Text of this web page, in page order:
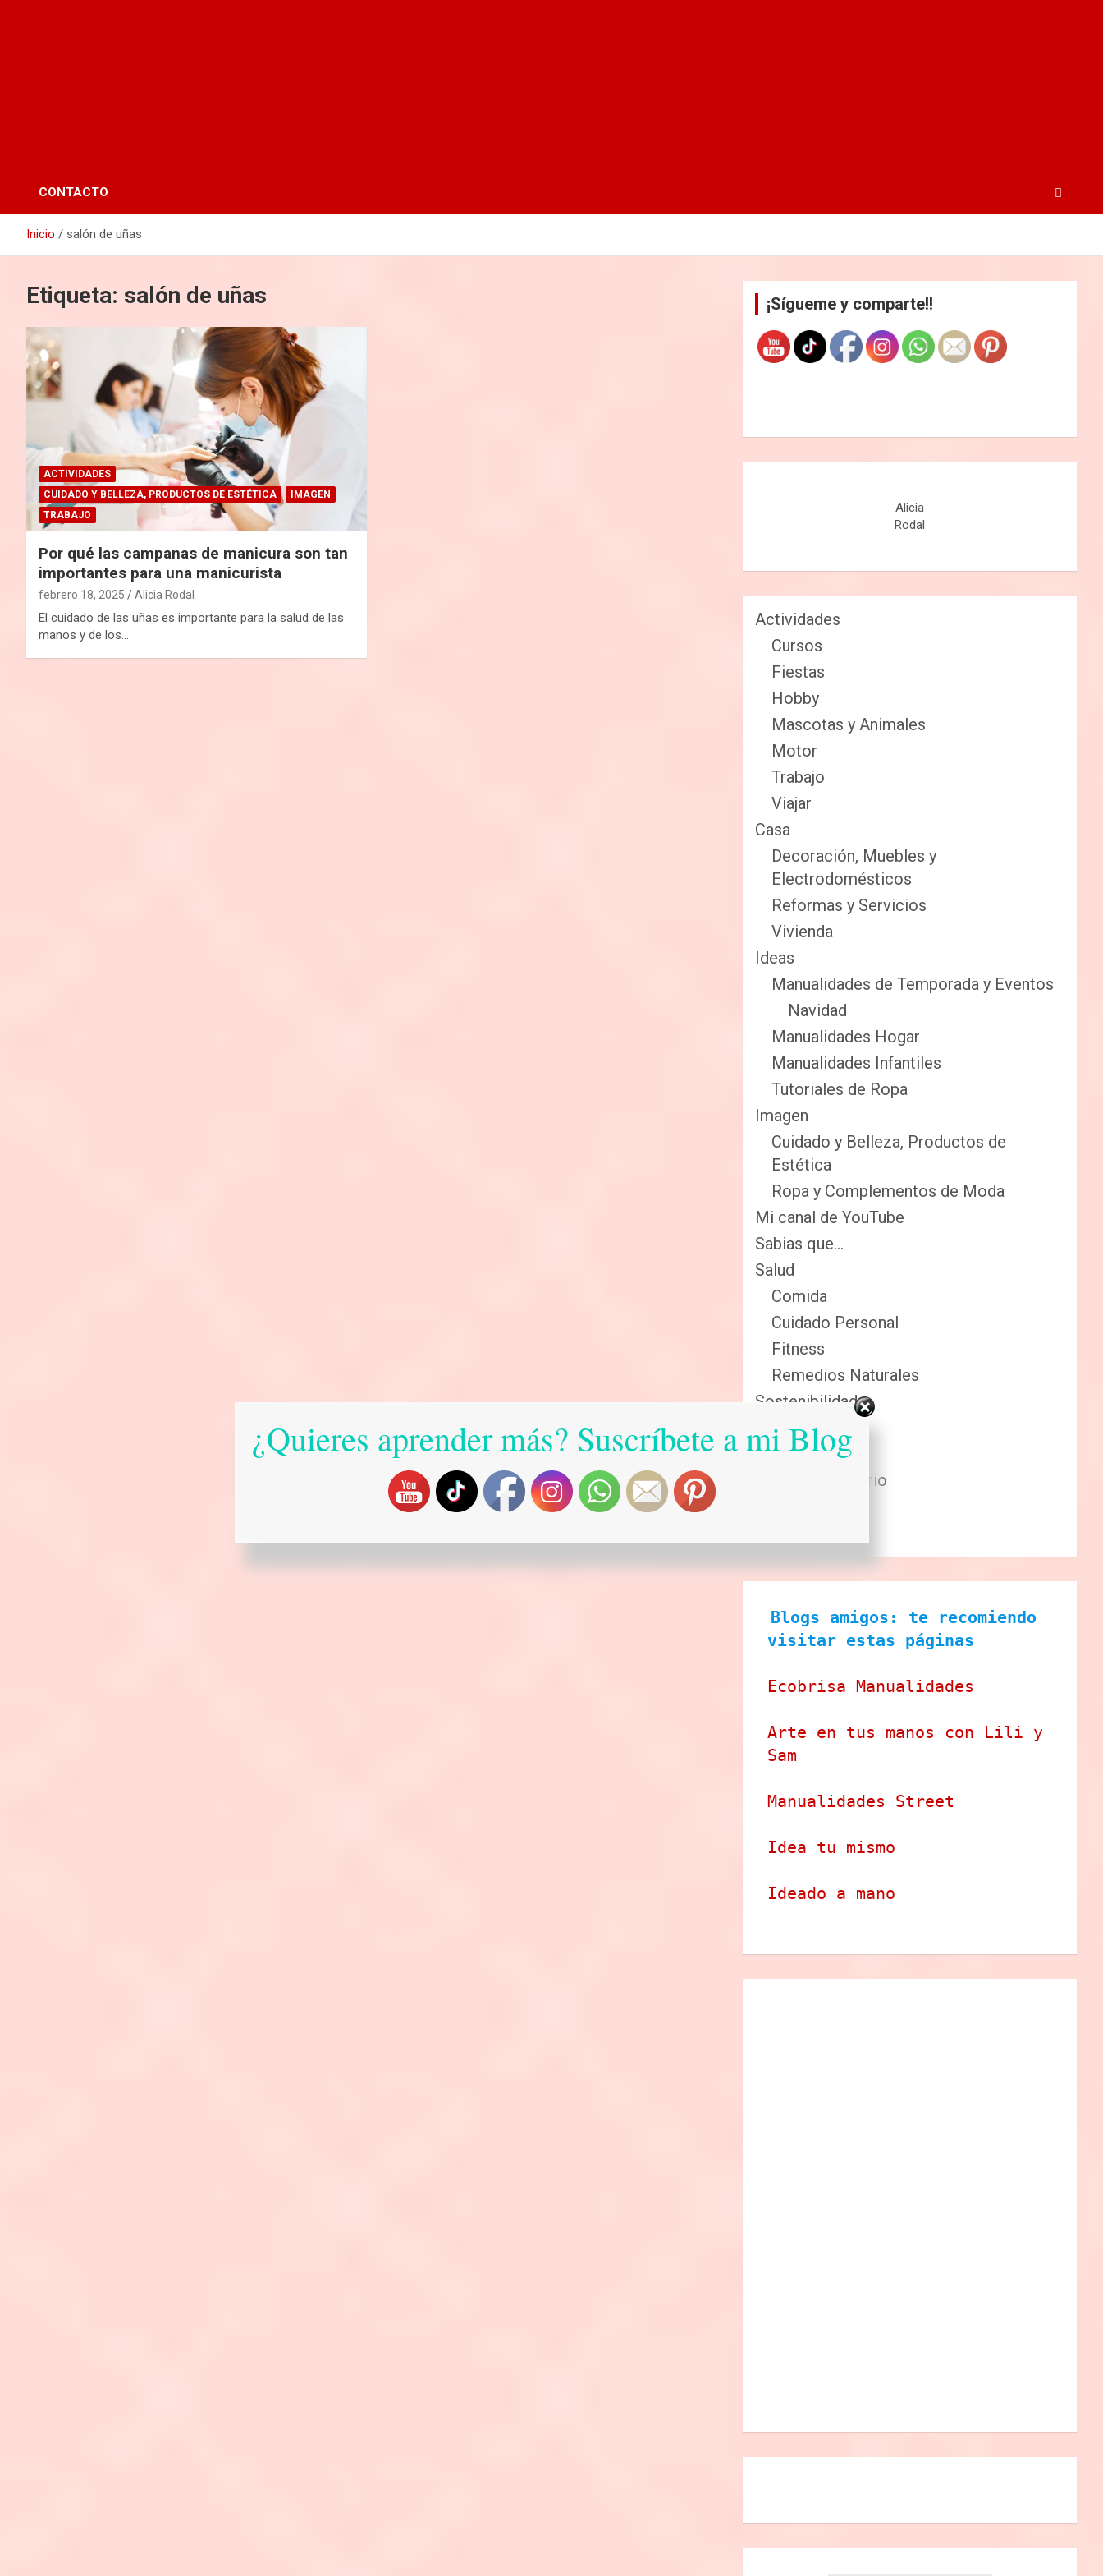
CONTACTO
Inicio salón de uñas
Etiqueta: salón de uñas
ACTIVIDADES
CUIDADO Y BELLEZA, PRODUCTOS DE ESTÉTICA
IMAGEN
TRABAJO
Por qué las campanas de manicura son tan
importantes para una manicurista
febrero 18, 2025 Alicia Rodal
El cuidado de las uñas es importante para la salud de las
manos y de los…
¡Sígueme y comparte!!
Alicia
Rodal
Actividades
Cursos
Fiestas
Hobby
Mascotas y Animales
Motor
Trabajo
Viajar
Casa
Decoración, Muebles y
Electrodomésticos
Reformas y Servicios
Vivienda
Ideas
Manualidades de Temporada y Eventos
Navidad
Manualidades Hogar
Manualidades Infantiles
Tutoriales de Ropa
Imagen
Cuidado y Belleza, Productos de
Estética
Ropa y Complementos de Moda
Mi canal de YouTube
Sabias que…
Salud
Comida
Cuidado Personal
Fitness
Remedios Naturales
Sostenibilidad
Reciclaje
Renovables
Sector Primario
Blogs amigos: te recomiendo
visitar estas páginas
Ecobrisa Manualidades
Arte en tus manos con Lili y
Sam
Manualidades Street
Idea tu mismo
Ideado a mano
¿Quieres aprender más? Suscríbete a mi Blog